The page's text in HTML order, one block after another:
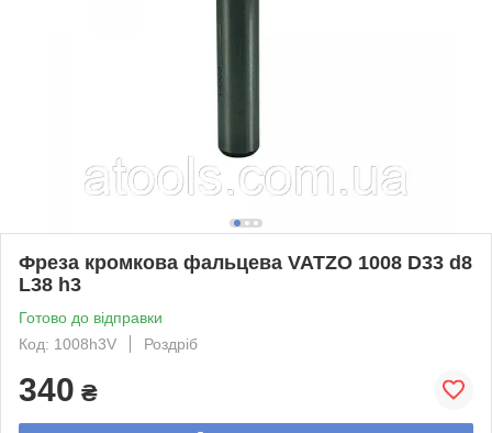
Фреза кромкова фальцева VATZO 1008 D33 d8
L38 h3
Готово до відправки
Код: 1008h3V
Роздріб
340 ₴